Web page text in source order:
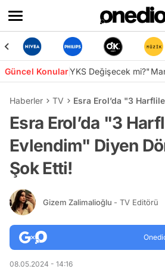
Güncel KonularYKS Değişecek mi?
Haberler TV Esra Erol’da "3
Esra Erol’da "3
Evlendim" Diyen
Şok Etti!
Gizem Zalimalioğlu - TV Editörü
08.05.2024 - 14:16